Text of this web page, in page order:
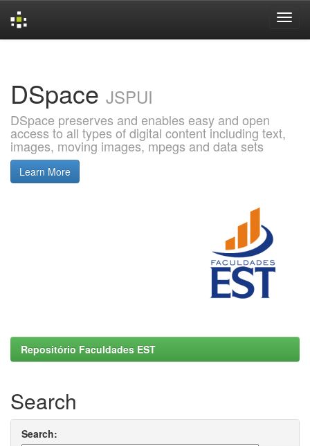
DSpace JSPUI
DSpace preserves and enables easy and open
access to all types of digital content including text,
images, moving images, mpegs and data sets
Learn More
Repositório Faculdades EST
Search
Search: